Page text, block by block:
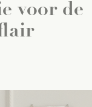
voor de